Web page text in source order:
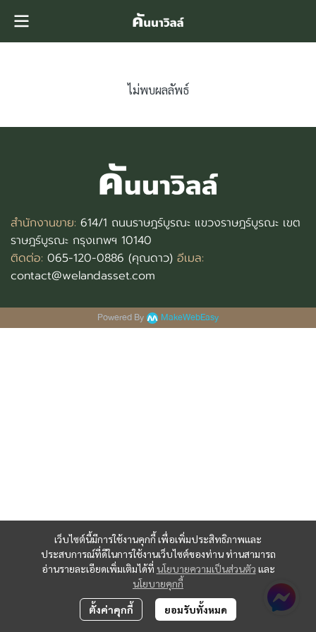
ไม่พบผลลัพธ์
เว็บไซต์นี้มีการใช้งานคุกกี้ เพื่อเพิ่มประสิทธิภาพและ
ประสบการณ์ที่ดีในการใช้งานเว็บไซต์ของท่าน ท่านสามารถ
อ่านรายละเอียดเพิ่มเติมได้ที่ นโยบายความเป็นส่วนตัว และ
นโยบายคุกกี้
ตั้งค่าคุกกี้ ยอมรับทั้งหมด
สำนักงานขาย: 614/1 ถนนราษฎร์บูรณะ แขวงราษฎร์บูรณะ เขต
ราษฎร์บูรณะ กรุงเทพฯ 10140
ติดต่อ: 065-120-0886 (คุณดาว) อีเมล:
contact@welandasset.com
Powered By MakeWebEasy